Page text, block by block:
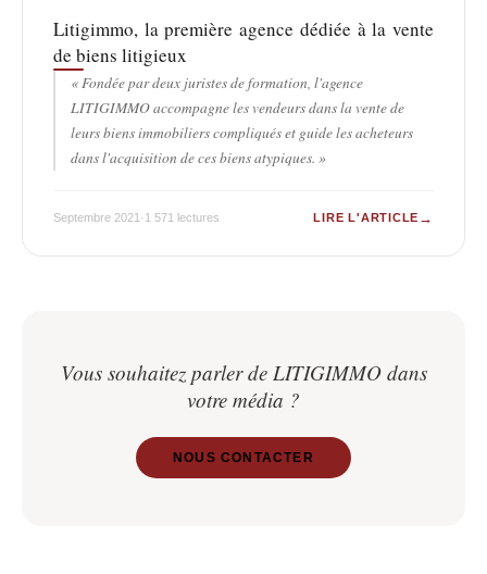
Litigimmo, la première agence dédiée à la vente
de biens litigieux
« Fondée par deux juristes de formation, l'agence
LITIGIMMO accompagne les vendeurs dans la vente de
leurs biens immobiliers compliqués et guide les acheteurs
dans l'acquisition de ces biens atypiques. »
Septembre 2021 · 1 571 lectures LIRE L'ARTICLE →
Vous souhaitez parler de LITIGIMMO dans
votre média ?
NOUS CONTACTER